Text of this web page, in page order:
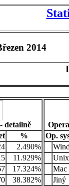
2014
detailně
%
2.490%
11.929%
17.324%
38.382%
Op.
Unix
Mac
Jiný